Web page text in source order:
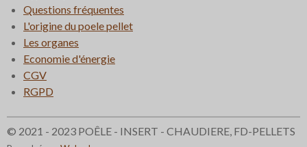
Questions fréquentes
L'origine du poele pellet
Les organes
Economie d'énergie
CGV
RGPD
© 2021 - 2023 POÊLE - INSERT - CHAUDIERE, FD-PELLETS